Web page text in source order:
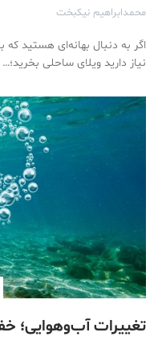
محمدابراهیم نیکبخت
اگر به دنبال بهانه‌ای هستید که
نیاز دارید ویلای ساحلی بخرید؛…
تغییرات آب‌وهوایی؛